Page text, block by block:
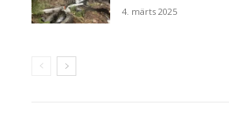
4. märts 2025